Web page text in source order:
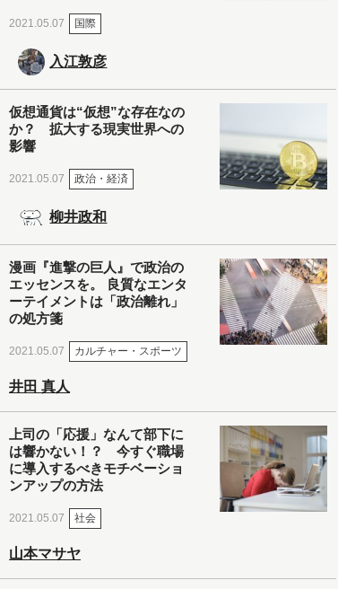
2021.05.07 国際
入江敦彦
仮想通貨は“仮想”な存在なの
か？ 拡大する現実世界への
影響
2021.05.07 政治・経済
柳井政和
漫画『進撃の巨人』で政治の
エッセンスを。 良質なエンタ
ーテイメントは「政治離れ」
の処方箋
2021.05.07 カルチャー・スポーツ
井田 真人
上司の「応援」なんて部下に
は響かない！？ 今すぐ職場
に導入するべきモチベーショ
ンアップの方法
2021.05.07 社会
山本マサヤ